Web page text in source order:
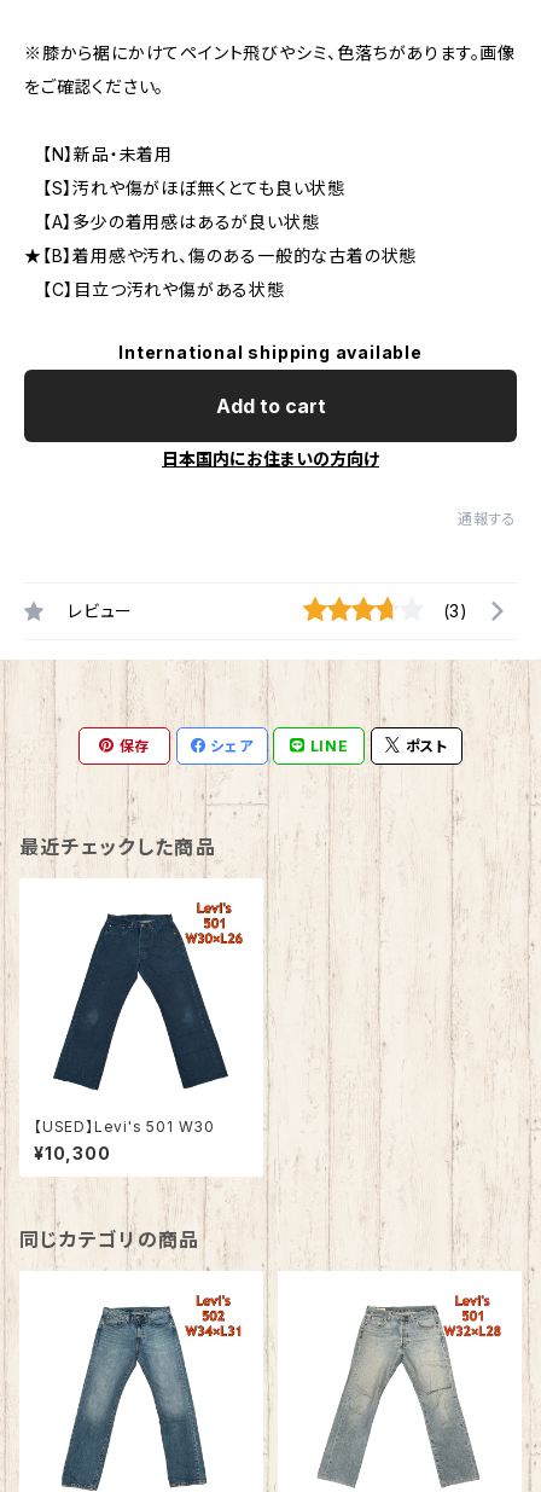
※膝から裾にかけてペイント飛びやシミ、色落ちがあります。画像
をご確認ください。
【N】新品・未着用
【S】汚れや傷がほぼ無くとても良い状態
【A】多少の着用感はあるが良い状態
★【B】着用感や汚れ、傷のある一般的な古着の状態
【C】目立つ汚れや傷がある状態
International shipping available
Add to cart
日本国内にお住まいの方向け
通報する
レビュー (3)
保存 シェア LINE ポスト
最近チェックした商品
【USED】Levi's 501 W30
¥10,300
同じカテゴリの商品